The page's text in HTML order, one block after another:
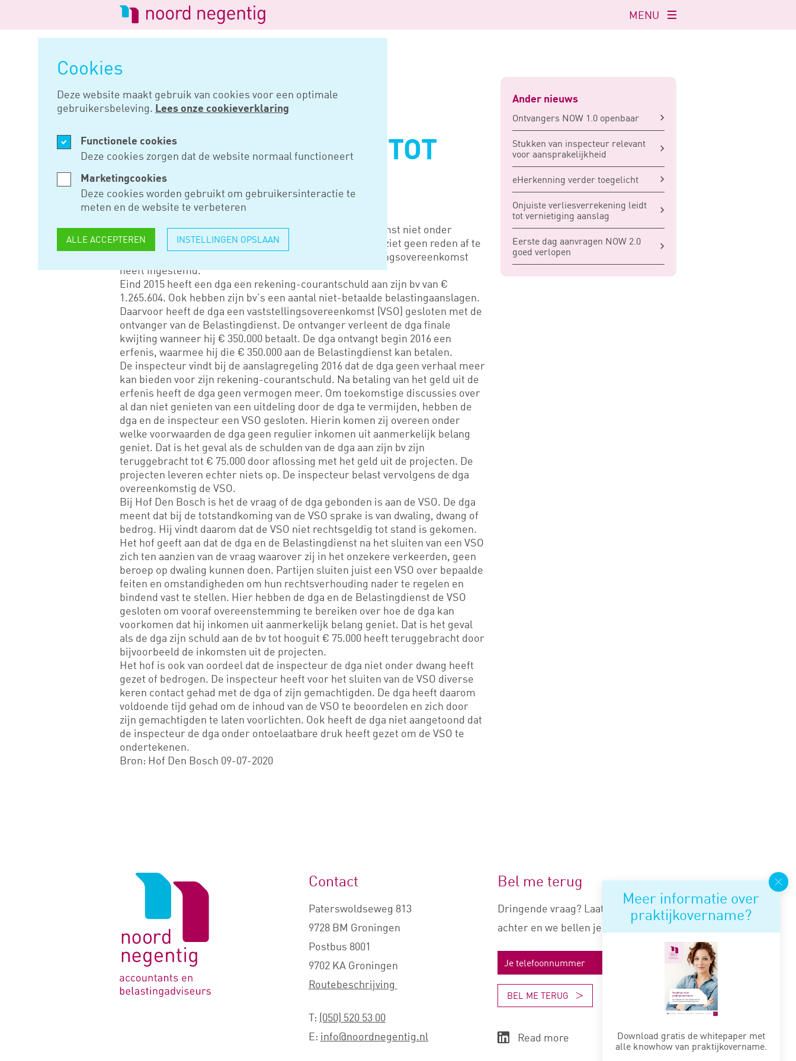
Cookies
Deze website maakt gebruik van cookies voor een optimale
gebruikersbeleving. Lees onze cookieverklaring
Functionele cookies
Deze cookies zorgen dat de website normaal functioneert
Marketingcookies
Deze cookies worden gebruikt om gebruikersinteractie te
meten en de website te verbeteren
ALLE ACCEPTEREN INSTELLINGEN OPSLAAN
Logo
van
Noord
Negentig
Navigatie
openen
MENU
JUL 20, 2020
VSO RECHTSGELDIG TOT
STAND GEKOMEN
Hof Den Bosch oordeelt dat een vaststellingsovereenkomst niet onder
dwaling, dwang of bedrog tot stand is gekomen. Het hof ziet geen reden af te
wijken van het bedrag waarmee een man in de vaststellingsovereenkomst
heeft ingestemd.
Eind 2015 heeft een dga een rekening-courantschuld aan zijn bv van €
1.265.604. Ook hebben zijn bv’s een aantal niet-betaalde belastingaanslagen.
Daarvoor heeft de dga een vaststellingsovereenkomst (VSO) gesloten met de
ontvanger van de Belastingdienst. De ontvanger verleent de dga finale
kwijting wanneer hij € 350.000 betaalt. De dga ontvangt begin 2016 een
erfenis, waarmee hij die € 350.000 aan de Belastingdienst kan betalen.
De inspecteur vindt bij de aanslagregeling 2016 dat de dga geen verhaal meer
kan bieden voor zijn rekening-courantschuld. Na betaling van het geld uit de
erfenis heeft de dga geen vermogen meer. Om toekomstige discussies over
al dan niet genieten van een uitdeling door de dga te vermijden, hebben de
dga en de inspecteur een VSO gesloten. Hierin komen zij overeen onder
welke voorwaarden de dga geen regulier inkomen uit aanmerkelijk belang
geniet. Dat is het geval als de schulden van de dga aan zijn bv zijn
teruggebracht tot € 75.000 door aflossing met het geld uit de projecten. De
projecten leveren echter niets op. De inspecteur belast vervolgens de dga
overeenkomstig de VSO.
Bij Hof Den Bosch is het de vraag of de dga gebonden is aan de VSO. De dga
meent dat bij de totstandkoming van de VSO sprake is van dwaling, dwang of
bedrog. Hij vindt daarom dat de VSO niet rechtsgeldig tot stand is gekomen.
Het hof geeft aan dat de dga en de Belastingdienst na het sluiten van een VSO
zich ten aanzien van de vraag waarover zij in het onzekere verkeerden, geen
beroep op dwaling kunnen doen. Partijen sluiten juist een VSO over bepaalde
feiten en omstandigheden om hun rechtsverhouding nader te regelen en
bindend vast te stellen. Hier hebben de dga en de Belastingdienst de VSO
gesloten om vooraf overeenstemming te bereiken over hoe de dga kan
voorkomen dat hij inkomen uit aanmerkelijk belang geniet. Dat is het geval
als de dga zijn schuld aan de bv tot hooguit € 75.000 heeft teruggebracht door
bijvoorbeeld de inkomsten uit de projecten.
Het hof is ook van oordeel dat de inspecteur de dga niet onder dwang heeft
gezet of bedrogen. De inspecteur heeft voor het sluiten van de VSO diverse
keren contact gehad met de dga of zijn gemachtigden. De dga heeft daarom
voldoende tijd gehad om de inhoud van de VSO te beoordelen en zich door
zijn gemachtigden te laten voorlichten. Ook heeft de dga niet aangetoond dat
de inspecteur de dga onder ontoelaatbare druk heeft gezet om de VSO te
ondertekenen.
Bron: Hof Den Bosch 09-07-2020
Ander nieuws
Ontvangers NOW 1.0 openbaar
Stukken van inspecteur relevant
voor aansprakelijkheid
eHerkenning verder toegelicht
Onjuiste verliesverrekening leidt
tot vernietiging aanslag
Eerste dag aanvragen NOW 2.0
goed verlopen
Meer informatie over
praktijkovername?
Download gratis de whitepaper met
alle knowhow van praktijkovername.
Logo
Contact
Paterswoldseweg 813
9728 BM Groningen
Postbus 8001
9702 KA Groningen
Routebeschrijving
T: (050) 520 53 00
E: info@noordnegentig.nl
Bel me terug
Dringende vraag? Laat je nummer
achter en we bellen je snel terug.
BEL ME TERUG
Read more